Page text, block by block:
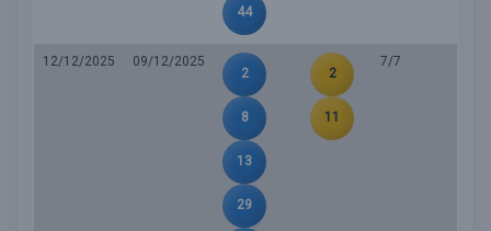
44
12/12/2025
09/12/2025
2
8
13
29
2
11
7/7